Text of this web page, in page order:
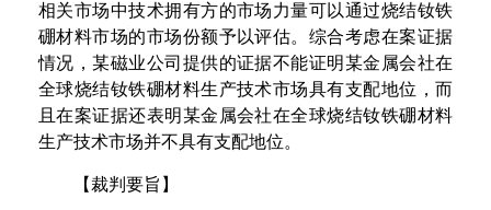
相关市场中技术拥有方的市场力量可以通过烧结钕铁
硼材料市场的市场份额予以评估。综合考虑在案证据
情况，某磁业公司提供的证据不能证明某金属会社在
全球烧结钕铁硼材料生产技术市场具有支配地位，而
且在案证据还表明某金属会社在全球烧结钕铁硼材料
生产技术市场并不具有支配地位。
【裁判要旨 】